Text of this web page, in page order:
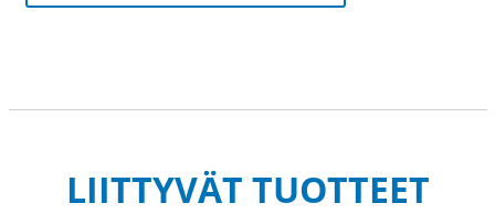
LIITTYVÄT TUOTTEET